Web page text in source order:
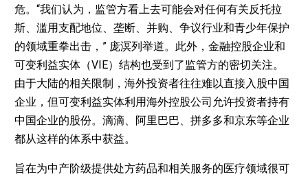
危。“我们认为，监管方看上去可能会对任何有关反托拉
斯、滥用支配地位、垄断、并购、争议行业和青少年保护
的领域重拳出击，” 庞溟列举道。此外，金融控股企业和
可变利益实体（VIE）结构也受到了监管方的密切关注。
由于大陆的相关限制，海外投资者往往难以直接入股中国
企业，但可变利益实体利用海外控股公司允许投资者持有
中国企业的股份。滴滴、阿里巴巴、拼多多和京东等企业
都从这样的体系中获益。
旨在为中产阶级提供处方药品和相关服务的医疗领域很可